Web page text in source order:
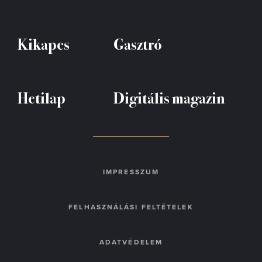
Kikapcs Gasztró
Hetilap Digitális magazin
IMPRESSZUM
FELHASZNÁLÁSI FELTÉTELEK
ADATVÉDELEM